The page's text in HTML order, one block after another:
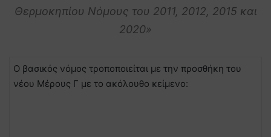
Θερμοκηπίου Νόμους του 2011, 2012, 2015 και
2020»
Ο βασικός νόμος τροποποιείται με την προσθήκη του
νέου Μέρους Γ με το ακόλουθο κείμενο: